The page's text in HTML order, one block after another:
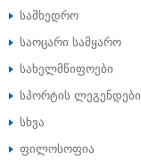
სამხედრო
საოცარი სამყარო
სახელმწიფოები
სპორტის ლეგენდები
სხვა
ფილოსოფია